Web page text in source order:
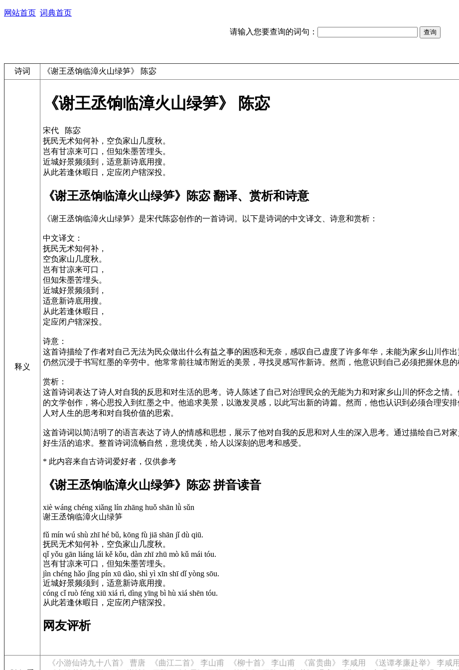
网站首页 词典首页
请输入您要查询的词句：
诗词 《谢王丞饷临漳火山绿笋》 陈宓
释义
《谢王丞饷临漳火山绿笋》 陈宓
宋代 陈宓
抚民无术知何补，空负家山几度秋。
岂有甘凉来可口，但知朱墨苦埋头。
近城好景频须到，适意新诗底用搜。
从此若逢休暇日，定应闭户辖深投。
《谢王丞饷临漳火山绿笋》陈宓 翻译、赏析和诗意
《谢王丞饷临漳火山绿笋》是宋代陈宓创作的一首诗词。以下是诗词的中文译文、诗意和赏析：
中文译文：
抚民无术知何补，
空负家山几度秋。
岂有甘凉来可口，
但知朱墨苦埋头。
近城好景频须到，
适意新诗底用搜。
从此若逢休暇日，
定应闭户辖深投。
诗意：
这首诗描绘了作者对自己无法为民众做出什么有益之事的困惑和无奈，感叹自己虚度了许多年华，未能为家乡山川作
仍然沉浸于书写红墨的辛劳中。他常常前往城市附近的美景，寻找灵感写作新诗。然而，他意识到自己必须把握休息的
赏析：
这首诗词表达了诗人对自我的反思和对生活的思考。诗人陈述了自己对治理民众的无能为力和对家乡山川的怀念之情
的文学创作，将心思投入到红墨之中。他追求美景，以激发灵感，以此写出新的诗篇。然而，他也认识到必须合理安
人对人生的思考和对自我价值的思索。
这首诗词以简洁明了的语言表达了诗人的情感和思想，展示了他对自我的反思和对人生的深入思考。通过描绘自己对
好生活的追求。整首诗词流畅自然，意境优美，给人以深刻的思考和感受。
* 此内容来自古诗词爱好者，仅供参考
《谢王丞饷临漳火山绿笋》陈宓 拼音读音
xiè wáng chéng xiǎng lín zhāng huǒ shān lǜ sǔn
谢王丞饷临漳火山绿笋
fǔ mín wú shù zhī hé bǔ, kōng fù jiā shān jǐ dù qiū.
抚民无术知何补，空负家山几度秋。
qǐ yǒu gān liáng lái kě kǒu, dàn zhī zhū mò kǔ mái tóu.
岂有甘凉来可口，但知朱墨苦埋头。
jìn chéng hǎo jǐng pín xū dào, shì yì xīn shī dǐ yòng sōu.
近城好景频须到，适意新诗底用搜。
cóng cǐ ruò féng xiū xiá rì, dìng yīng bì hù xiá shēn tóu.
从此若逢休暇日，定应闭户辖深投。
网友评析
《小游仙诗九十八首》 曹唐 《曲江二首》 李山甫 《柳十首》 李山甫 《富贵曲》 李咸用 《送谭孝廉赴举》 李咸用